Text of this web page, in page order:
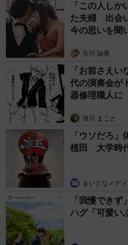
美しく捌かれたマンボウ（提供：
ーー今回、マンボウを手に入
ど入荷したと聞いて、迷わ
ーー姿造りにしよう！と思っ
「この人し
た夫婦 出会
今の思いを聞
古川 諭香
「お前さえ
代の演奏会が
器修理職人に
海川 まこと
「ウソだろ
植田 大学時
まいどなメデ
「我慢でき
ハグ「可愛い